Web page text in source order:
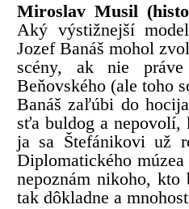
Miroslav Musil
Aký výstižnejší
Jozef Banáš mohol
scény, ak nie
Beňovského (ale toho
Banáš zaľúbi do
sťa buldog a
ja sa Štefánikovi už
Diplomatického
nepoznám nikoho,
tak dôkladne a